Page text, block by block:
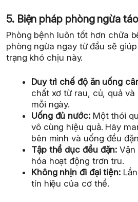
5. Biện pháp phòng ngừa
Phòng bệnh luôn tốt hơn chữa
phòng ngừa ngay từ đầu sẽ
trạng khó chịu này.
Duy trì chế độ ăn uống
chất xơ từ rau, củ, quả
mỗi ngày.
Uống đủ nước:Một thói
vô cùng hiệu quả. Hãy
bên mình và uống đều
Tập thể dục đều đặn: Vận
hóa hoạt động trơn tru.
Không nhịn đi đại tiện:
tín hiệu của cơ thể.